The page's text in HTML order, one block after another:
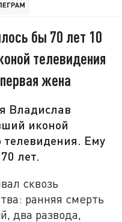
бы 70 лет 10
телевидения
жена
Владислав
иконой
телевидения. Ему
лет.
сквозь
ранняя смерть
два развода,